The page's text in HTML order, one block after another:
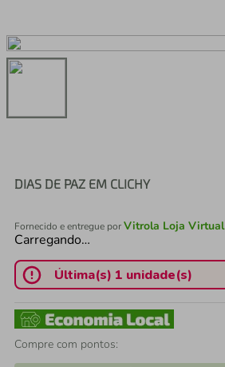
DIAS DE PAZ EM CLICHY
Fornecido e entregue porVitrola Loja Virtual
Carregando…
Última(s) 1 unidade(s)
Compre com pontos:
2º cafeteira